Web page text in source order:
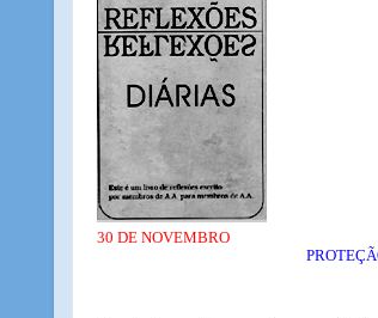
30 DE NOVEMBRO